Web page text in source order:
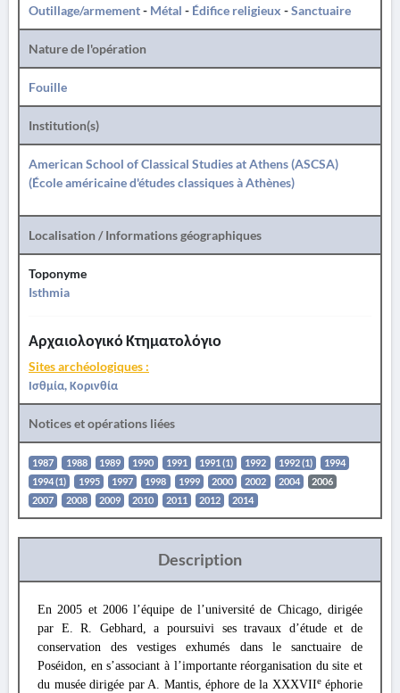
Outillage/armement- Métal - Édifice religieux -Sanctuaire
Nature de l'opération
Fouille
Institution(s)
American School of Classical Studies at Athens (ASCSA)
(École américaine d'études classiques à Athènes)
Localisation / Informations géographiques
Toponyme
Isthmia
Αρχαιολογικό Κτηματολόγιο
Sites archéologiques :
Ισθμία, Κορινθία
Notices et opérations liées
1987 1988 1989 1990 1991 1991 (1) 1992 1992 (1)
1994
1994 (1)
1995 1997 1998 1999 2000 2002 2004
2006
2007
2008 2009 2010 2011 2012 2014
Description
En 2005 et 2006 l’équipe de l’université de Chicago, dirigée
par E. R. Gebhard, a poursuivi ses travaux d’étude et de
conservation des vestiges exhumés dans le sanctuaire de
Poséidon, en s’associant à l’importante réorganisation du site et
du musée dirigée par A. Mantis, éphore de la XXXVIIeéphorie